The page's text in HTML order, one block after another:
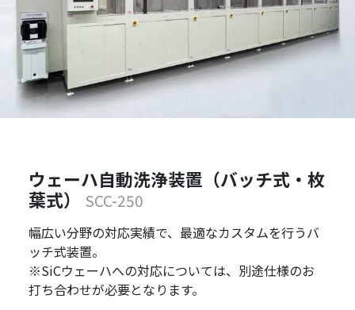
ウェーハ自動洗浄装置（バッチ式・枚
葉式）
SCC-250
幅広い分野の対応実績で、最適なカスタムを行うバ
ッチ式装置。
※SiCウェーハへの対応については、別途仕様のお
打ち合わせが必要となります。